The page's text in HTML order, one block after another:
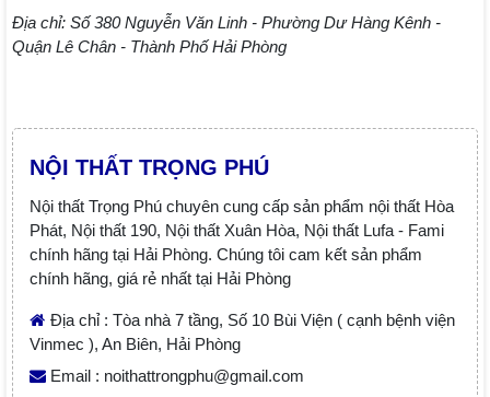
Địa chỉ: Số 380 Nguyễn Văn Linh - Phường Dư Hàng Kênh -
Quận Lê Chân - Thành Phố Hải Phòng
NỘI THẤT TRỌNG PHÚ
Nội thất Trọng Phú chuyên cung cấp sản phẩm nội thất Hòa
Phát, Nội thất 190, Nội thất Xuân Hòa, Nội thất Lufa - Fami
chính hãng tại Hải Phòng. Chúng tôi cam kết sản phẩm
chính hãng, giá rẻ nhất tại Hải Phòng
Địa chỉ : Tòa nhà 7 tầng, Số 10 Bùi Viện ( cạnh bệnh viện
Vinmec ), An Biên, Hải Phòng
Email : noithattrongphu@gmail.com